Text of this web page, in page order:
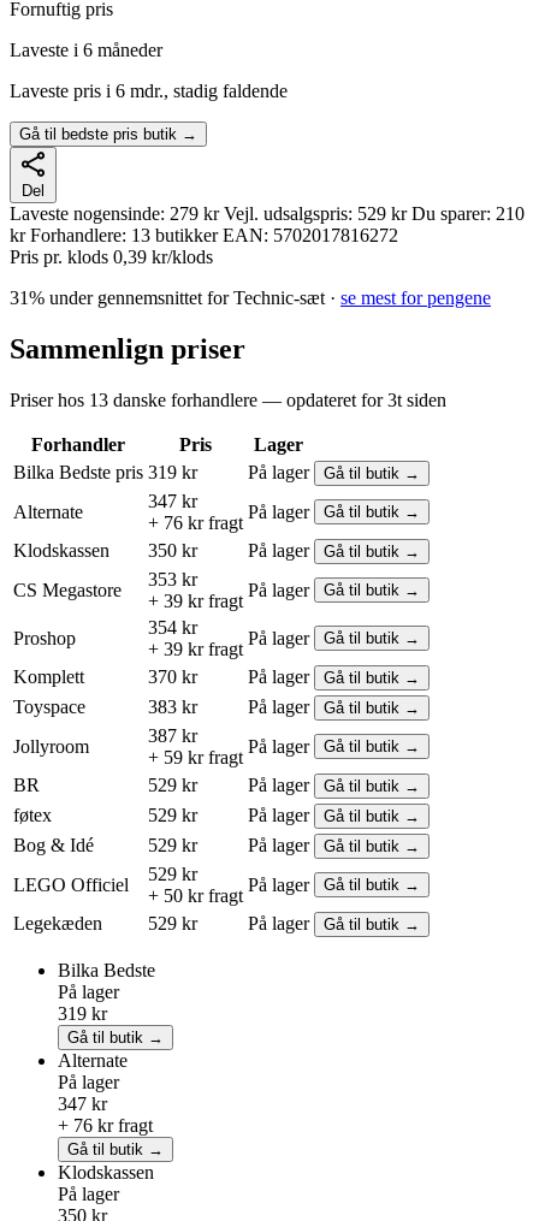
Fornuftig pris
Laveste i 6 måneder
Laveste pris i 6 mdr., stadig faldende
Gå til bedste pris butik →
Del
Laveste nogensinde: 279 kr Vejl. udsalgspris: 529 kr Du sparer: 210
kr Forhandlere: 13 butikker EAN: 5702017816272
Pris pr. klods 0,39 kr/klods
31% under gennemsnittet for Technic-sæt · se mest for pengene
Sammenlign priser
Priser hos 13 danske forhandlere — opdateret for 3t siden
Forhandler Pris
Lager
Bilka Bedste pris 319 kr På lager Gå til butik →
Alternate
347 kr
+ 76 kr fragt
På lager Gå til butik →
Klodskassen 350 kr På lager Gå til butik →
CS Megastore
353 kr
+ 39 kr fragt
På lager Gå til butik →
Proshop
354 kr
+ 39 kr fragt
På lager Gå til butik →
Komplett 370 kr På lager Gå til butik →
Toyspace 383 kr På lager Gå til butik →
Jollyroom
387 kr
+ 59 kr fragt
På lager Gå til butik →
BR 529 kr På lager Gå til butik →
føtex 529 kr På lager Gå til butik →
Bog & Idé 529 kr På lager Gå til butik →
LEGO Officiel
529 kr
+ 50 kr fragt
På lager Gå til butik →
Legekæden 529 kr På lager Gå til butik →
Bilka Bedste
På lager
319 kr
Gå til butik →
Alternate
På lager
347 kr
+ 76 kr fragt
Gå til butik →
Klodskassen
På lager
350 kr